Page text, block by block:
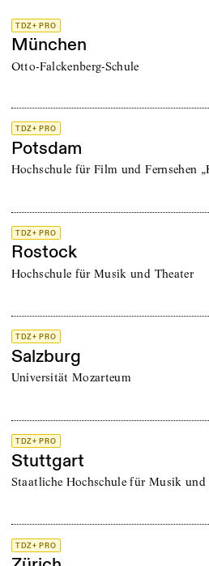
TDZ+ PRO
München
Otto-Falckenberg-Schule
TDZ+ PRO
Potsdam
Hochschule für Film und Fernsehen
TDZ+ PRO
Rostock
Hochschule für Musik und Theater
TDZ+ PRO
Salzburg
Universität Mozarteum
TDZ+ PRO
Stuttgart
Staatliche Hochschule für Musik und
TDZ+ PRO